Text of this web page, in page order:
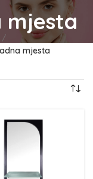
mjesta
mjesta